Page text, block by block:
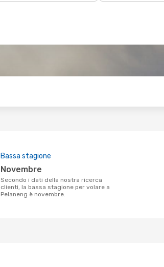
Bassa stagione
novembre
Secondo i dati della nostra ricerca
clienti, la bassa stagione per volare a
Pelaneng è novembre.